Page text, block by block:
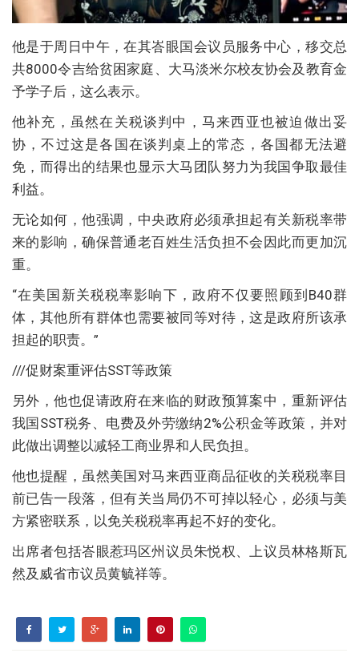
他是于周日中午，在其峇眼国会议员服务中心，移交总
共8000令吉给贫困家庭、大马淡米尔校友协会及教育金
予学子后，这么表示。
他补充，虽然在关税谈判中，马来西亚也被迫做出妥
协，不过这是各国在谈判桌上的常态，各国都无法避
免，而得出的结果也显示大马团队努力为我国争取最佳
利益。
无论如何，他强调，中央政府必须承担起有关新税率带
来的影响，确保普通老百姓生活负担不会因此而更加沉
重。
“在美国新关税税率影响下，政府不仅要照顾到B40群
体，其他所有群体也需要被同等对待，这是政府所该承
担起的职责。”
///促财案重评估SST等政策
另外，他也促请政府在来临的财政预算案中，重新评估
我国SST税务、电费及外劳缴纳2%公积金等政策，并对
此做出调整以减轻工商业界和人民负担。
他也提醒，虽然美国对马来西亚商品征收的关税税率目
前已告一段落，但有关当局仍不可掉以轻心，必须与美
方紧密联系，以免关税税率再起不好的变化。
出席者包括峇眼惹玛区州议员朱悦权、上议员林格斯瓦
然及威省市议员黄毓祥等。